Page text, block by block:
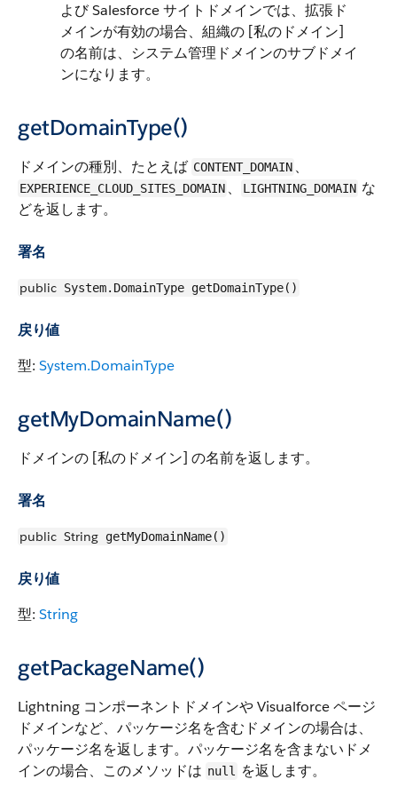
よび Salesforce サイトドメインでは、拡張ド
メインが有効の場合、組織の [私のドメイン]
の名前は、システム管理ドメインのサブドメイ
ンになります。
getDomainType()
ドメインの種別、たとえば CONTENT_DOMAIN 、
EXPERIENCE_CLOUD_SITES_DOMAIN 、 LIGHTNING_DOMAIN な
どを返します。
署名
public System.DomainType getDomainType()
戻り値
型: System.DomainType
getMyDomainName()
ドメインの [私のドメイン] の名前を返します。
署名
public String getMyDomainName()
戻り値
型: String
getPackageName()
Lightning コンポーネントドメインや Visualforce ページ
ドメインなど、パッケージ名を含むドメインの場合は、
パッケージ名を返します。パッケージ名を含まないドメ
インの場合、このメソッドは null を返します。